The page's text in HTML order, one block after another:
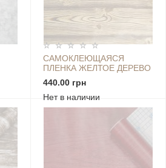
САМОКЛЕЮЩАЯСЯ
ПЛЕНКА ЖЕЛТОЕ ДЕРЕВО
0,45Х10М SW-00000813
440.00 грн
Нет в наличии